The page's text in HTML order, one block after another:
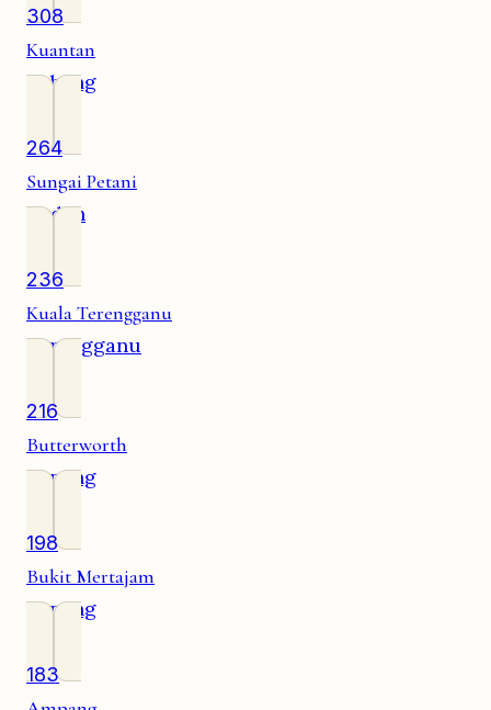
308
Kuantan
Pahang
264
Sungai Petani
Kedah
236
Kuala Terengganu
Terengganu
216
Butterworth
Penang
198
Bukit Mertajam
Penang
183